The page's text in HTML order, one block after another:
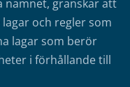
namnet, granskar att
och regler som
lagar som berör
i förhållande till